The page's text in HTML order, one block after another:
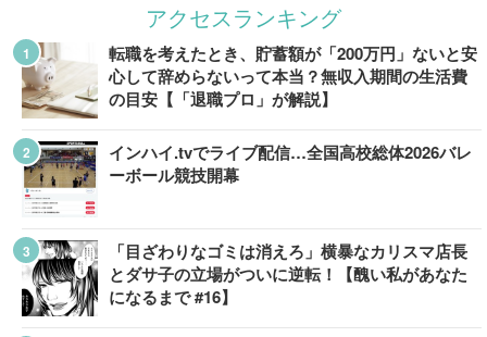
アクセスランキング
転職を考えたとき、貯蓄額が「200万円」ないと安
心して辞めらないって本当？無収入期間の生活費
の目安【「退職プロ」が解説】
インハイ.tvでライブ配信…全国高校総体2026バレ
ーボール競技開幕
「目ざわりなゴミは消えろ」横暴なカリスマ店長
とダサ子の立場がついに逆転！【醜い私があなた
になるまで #16】